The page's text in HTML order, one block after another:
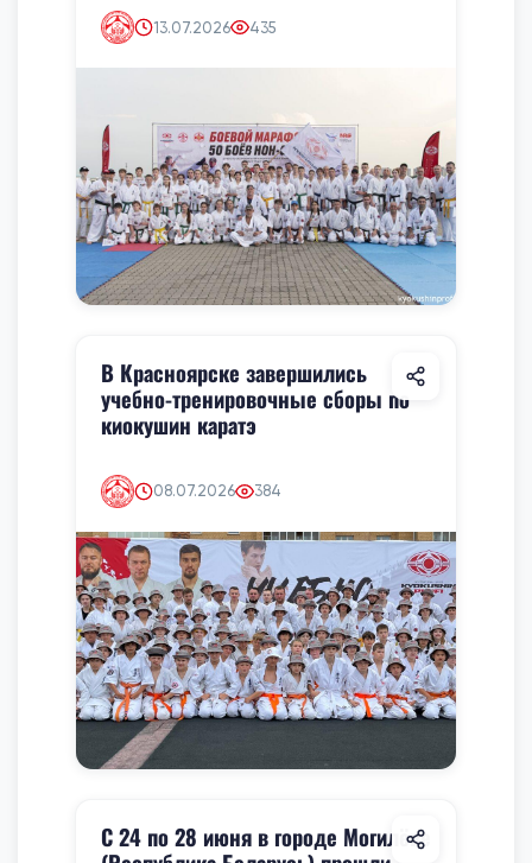
13.07.2026 435
В Красноярске завершились
учебно-тренировочные сборы по
киокушин каратэ
08.07.2026 384
С 24 по 28 июня в городе Могилёве